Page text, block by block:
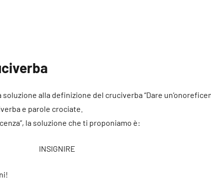
alla definizione del cruciverba “Dare
e parole crociate.
la soluzione che ti proponiamo è:
INSIGNIRE